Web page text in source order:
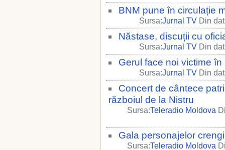
BNM pune în circulație
Sursa:Jurnal TV Din
Năstase, discuții cu
Sursa:Jurnal TV Din
Gerul face noi victime în
Sursa:Jurnal TV Din
Concert de cântece
războiul de la Nistru
Sursa:Teleradio Moldova
Gala personajelor
Sursa:Teleradio Moldova